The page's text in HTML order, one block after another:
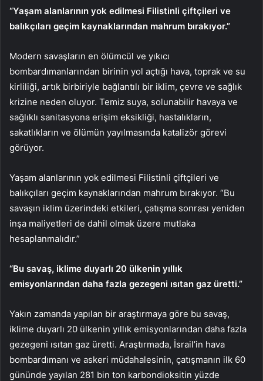
“Yaşam alanlarının yok edilmesi Filistinli çiftçileri ve
balıkçıları geçim kaynaklarından mahrum bırakıyor.”
Modern savaşların en ölümcül ve yıkıcı
bombardımanlarından birinin yol açtığı hava, toprak ve su
kirliliği, artık birbiriyle bağlantılı bir iklim, çevre ve sağlık
krizine neden oluyor. Temiz suya, solunabilir havaya ve
sağlıklı sanitasyona erişim eksikliği, hastalıkların,
sakatlıkların ve ölümün yayılmasında katalizör görevi
görüyor.
Yaşam alanlarının yok edilmesi Filistinli çiftçileri ve
balıkçıları geçim kaynaklarından mahrum bırakıyor. “Bu
savaşın iklim üzerindeki etkileri, çatışma sonrası yeniden
inşa maliyetleri de dahil olmak üzere mutlaka
hesaplanmalıdır.”
“Bu savaş, iklime duyarlı 20 ülkenin yıllık
emisyonlarından daha fazla gezegeni ısıtan gaz üretti.”
Yakın zamanda yapılan bir araştırmaya göre bu savaş,
iklime duyarlı 20 ülkenin yıllık emisyonlarından daha fazla
gezegeni ısıtan gaz üretti. Araştırmada, İsrail’in hava
bombardımanı ve askeri müdahalesinin, çatışmanın ilk 60
gününde yayılan 281 bin ton karbondioksitin yüzde